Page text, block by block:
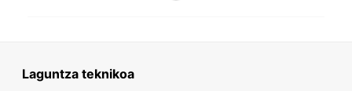
Laguntza teknikoa